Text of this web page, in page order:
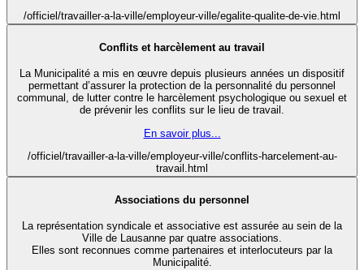
/officiel/travailler-a-la-ville/employeur-ville/egalite-qualite-de-vie.html
Conflits et harcèlement au travail
La Municipalité a mis en œuvre depuis plusieurs années un dispositif
permettant d’assurer la protection de la personnalité du personnel
communal, de lutter contre le harcèlement psychologique ou sexuel et
de prévenir les conflits sur le lieu de travail.
En savoir plus...
/officiel/travailler-a-la-ville/employeur-ville/conflits-harcelement-au-
travail.html
Associations du personnel
La représentation syndicale et associative est assurée au sein de la
Ville de Lausanne par quatre associations.
Elles sont reconnues comme partenaires et interlocuteurs par la
Municipalité.